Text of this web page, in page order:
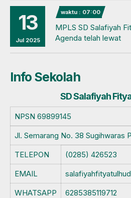
13
Jul 2025
waktu : 07:00
MPLS SD Salafiyah
Agenda telah lewat
Info Sekolah
SD Salafiyah
NPSN 69899145
Jl. Semarang No. 38 Sugihwaras
TELEPON
(0285) 426523
EMAIL
WHATSAPP
6285385119712